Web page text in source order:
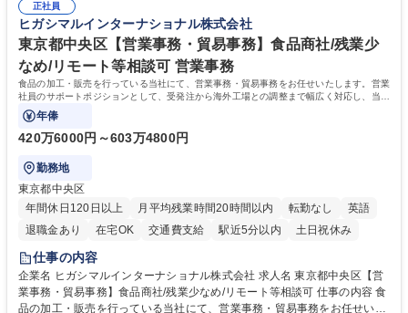
幅広い業務の体得が可能で、多様なキャリアパスを描くことも可能です。
募集職種 【総務】未経験歓迎◎/リモート可/世界で唯一の事業/福利厚生◎/
再雇用有
対処できる・新しいことに興味関心がある 【魅力】■自己啓発支援：資格
取得や通信教育など費用の80%（年間25万円まで）を補助 ■住宅手当：家
賃の50%（月額7万円まで）を補助 学歴・資格 学歴：大学院 大学 語学
力： 資格：
正社員
ヒガシマルインターナショナル株式会社
東京都中央区【営業事務・貿易事務】食品商社/残業少
なめ/リモート等相談可 営業事務
食品の加工・販売を行っている当社にて、営業事務・貿易事務をお任せいたします。営業
社員のサポートポジションとして、受発注から海外工場との調整まで幅広く対応し、当社
事業の根幹を支えていただきます。
年俸
420万6000円～603万4800円
勤務地
東京都中央区
年間休日120日以上
月平均残業時間20時間以内 転勤なし
英語
退職金あり
在宅OK 交通費支給 駅近5分以内 土日祝休み
仕事の内容
企業名 ヒガシマルインターナショナル株式会社 求人名 東京都中央区【営
業事務・貿易事務】食品商社/残業少なめ/リモート等相談可 仕事の内容 食
品の加工・販売を行っている当社にて、営業事務・貿易事務をお任せいた